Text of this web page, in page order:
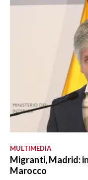
MULTIMEDIA
Migranti, Madrid:
Marocco